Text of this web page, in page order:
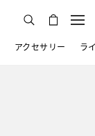
アクセサリー ラ